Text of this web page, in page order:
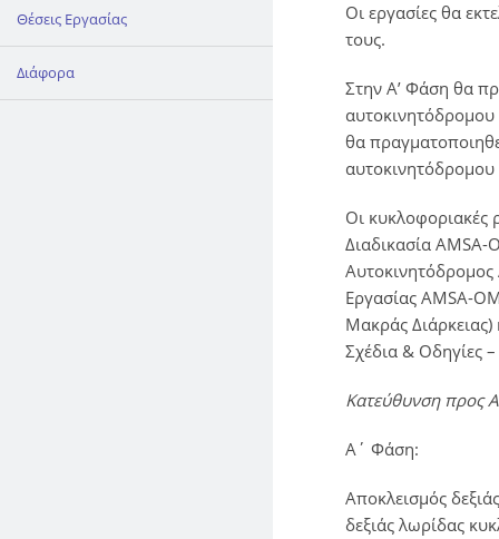
Θέσεις Εργασίας
Διάφορα
Οι εργασίες θα
τους.
Στην Α’ Φάση θα
θα
αυτοκινητόδρομου
Οι κυκλοφοριακές
Διαδικασία AMSA-
Αυτοκινητόδρομος
Εργασίας AMSA-
Μακράς
Σχέδια & Οδηγίες
Κατεύθυνση προς
A΄ Φάση:
Αποκλεισμός
δεξιάς λωρίδας